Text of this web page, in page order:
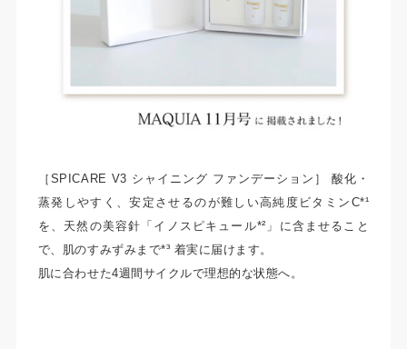
［SPICARE V3 シャイニング ファンデーション］ 酸化・
蒸発しやすく、安定させるのが難しい高純度ビタミンC*¹
を、天然の美容針「イノスピキュール*²」に含ませること
で、肌のすみずみまで*³ 着実に届けます。
肌に合わせた4週間サイクルで理想的な状態へ。